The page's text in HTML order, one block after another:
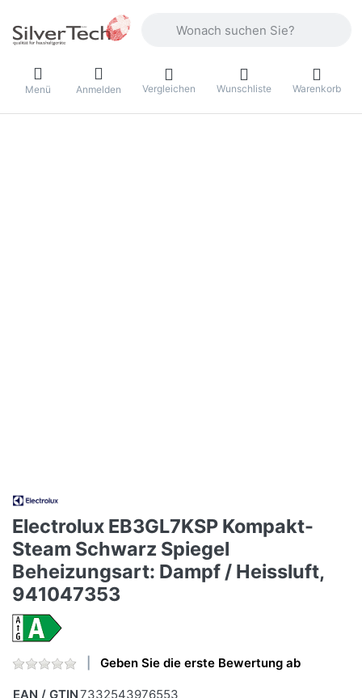
Menü Anmelden Vergleichen Wunschliste Warenkorb
Electrolux EB3GL7KSP Kompakt-
Steam Schwarz Spiegel
Beheizungsart: Dampf / Heissluft,
941047353
Geben Sie die erste Bewertung ab
EAN / GTIN7332543976553